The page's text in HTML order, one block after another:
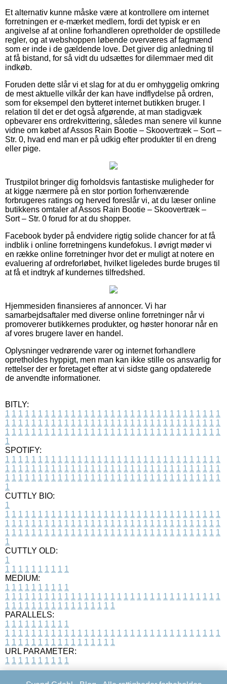
Et alternativ kunne måske være at kontrollere om internet
forretningen er e-mærket medlem, fordi det typisk er en
angivelse af at online forhandleren opretholder de opstillede
regler, og at webshoppen løbende overværes af fagmænd
som er inde i de gældende love. Det giver dig anledning til
at få bistand, for så vidt du udsættes for dilemmaer med dit
indkøb.
Foruden dette slår vi et slag for at du er omhyggelig omkring
de mest aktuelle vilkår der kan have indflydelse på ordren,
som for eksempel den bytteret internet butikken bruger. I
relation til det er det også afgørende, at man stadigvæk
opbevarer ens ordrekvittering, således man senere vil kunne
vidne om købet af Assos Rain Bootie – Skoovertræk – Sort –
Str. 0, hvad end man er på udkig efter produkter til en dreng
eller pige.
Trustpilot bringer dig forholdsvis fantastiske muligheder for
at kigge nærmere på en stor portion forhenværende
forbrugeres ratings og herved foreslår vi, at du læser online
butikkens omtaler af Assos Rain Bootie – Skoovertræk –
Sort – Str. 0 forud for at du shopper.
Facebook byder på endvidere rigtig solide chancer for at få
indblik i online forretningens kundefokus. I øvrigt møder vi
en række online forretninger hvor det er muligt at notere en
evaluering af ordreforløbet, hvilket ligeledes burde bruges til
at få et indtryk af kundernes tilfredshed.
Hjemmesiden finansieres af annoncer. Vi har
samarbejdsaftaler med diverse online forretninger når vi
promoverer butikkernes produkter, og høster honorar når en
af vores brugere laver en handel.
Oplysninger vedrørende varer og internet forhandlere
opretholdes hyppigt, men man kan ikke stille os ansvarlig for
rettelser der er foretaget efter at vi sidste gang opdaterede
de anvendte informationer.
BITLY:
1 1 1 1 1 1 1 1 1 1 1 1 1 1 1 1 1 1 1 1 1 1 1 1 1 1 1 1 1 1 1 1 1
1 1 1 1 1 1 1 1 1 1 1 1 1 1 1 1 1 1 1 1 1 1 1 1 1 1 1 1 1 1 1 1 1
1 1 1 1 1 1 1 1 1 1 1 1 1 1 1 1 1 1 1 1 1 1 1 1 1 1 1 1 1 1 1 1 1
1
SPOTIFY:
1 1 1 1 1 1 1 1 1 1 1 1 1 1 1 1 1 1 1 1 1 1 1 1 1 1 1 1 1 1 1 1 1
1 1 1 1 1 1 1 1 1 1 1 1 1 1 1 1 1 1 1 1 1 1 1 1 1 1 1 1 1 1 1 1 1
1 1 1 1 1 1 1 1 1 1 1 1 1 1 1 1 1 1 1 1 1 1 1 1 1 1 1 1 1 1 1 1 1
1
CUTTLY BIO:
1
1 1 1 1 1 1 1 1 1 1 1 1 1 1 1 1 1 1 1 1 1 1 1 1 1 1 1 1 1 1 1 1 1
1 1 1 1 1 1 1 1 1 1 1 1 1 1 1 1 1 1 1 1 1 1 1 1 1 1 1 1 1 1 1 1 1
1 1 1 1 1 1 1 1 1 1 1 1 1 1 1 1 1 1 1 1 1 1 1 1 1 1 1 1 1 1 1 1 1
1
CUTTLY OLD:
1
1 1 1 1 1 1 1 1 1 1
MEDIUM:
1 1 1 1 1 1 1 1 1 1
1 1 1 1 1 1 1 1 1 1 1 1 1 1 1 1 1 1 1 1 1 1 1 1 1 1 1 1 1 1 1 1 1
1 1 1 1 1 1 1 1 1 1 1 1 1 1 1 1 1
PARALLELS:
1 1 1 1 1 1 1 1 1 1
1 1 1 1 1 1 1 1 1 1 1 1 1 1 1 1 1 1 1 1 1 1 1 1 1 1 1 1 1 1 1 1 1
1 1 1 1 1 1 1 1 1 1 1 1 1 1 1 1 1
URL PARAMETER:
1 1 1 1 1 1 1 1 1 1